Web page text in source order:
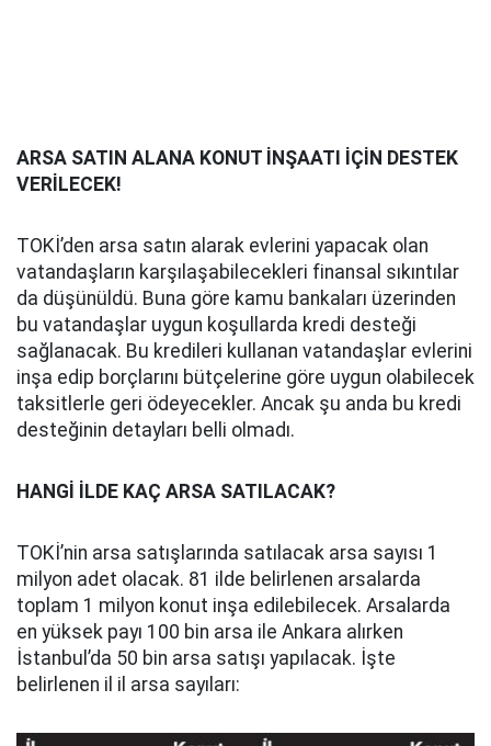
ARSA SATIN ALANA KONUT İNŞAATI İÇİN DESTEK
VERİLECEK!
TOKİ’den arsa satın alarak evlerini yapacak olan
vatandaşların karşılaşabilecekleri finansal sıkıntılar
da düşünüldü. Buna göre kamu bankaları üzerinden
bu vatandaşlar uygun koşullarda kredi desteği
sağlanacak. Bu kredileri kullanan vatandaşlar evlerini
inşa edip borçlarını bütçelerine göre uygun olabilecek
taksitlerle geri ödeyecekler. Ancak şu anda bu kredi
desteğinin detayları belli olmadı.
HANGİ İLDE KAÇ ARSA SATILACAK?
TOKİ’nin arsa satışlarında satılacak arsa sayısı 1
milyon adet olacak. 81 ilde belirlenen arsalarda
toplam 1 milyon konut inşa edilebilecek. Arsalarda
en yüksek payı 100 bin arsa ile Ankara alırken
İstanbul’da 50 bin arsa satışı yapılacak. İşte
belirlenen il il arsa sayıları: